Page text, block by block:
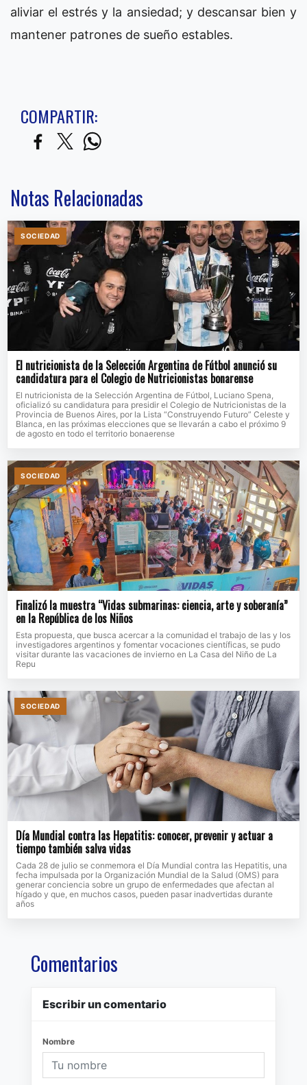
aliviar el estrés y la ansiedad; y descansar bien y
mantener patrones de sueño estables.
COMPARTIR:
Notas Relacionadas
SOCIEDAD
El nutricionista de la Selección Argentina de Fútbol anunció su
candidatura para el Colegio de Nutricionistas bonarense
El nutricionista de la Selección Argentina de Fútbol, Luciano Spena,
oficializó su candidatura para presidir el Colegio de Nutricionistas de la
Provincia de Buenos Aires, por la Lista “Construyendo Futuro” Celeste y
Blanca, en las próximas elecciones que se llevarán a cabo el próximo 9
de agosto en todo el territorio bonaerense
SOCIEDAD
Finalizó la muestra “Vidas submarinas: ciencia, arte y soberanía”
en la República de los Niños
Esta propuesta, que busca acercar a la comunidad el trabajo de las y los
investigadores argentinos y fomentar vocaciones científicas, se pudo
visitar durante las vacaciones de invierno en La Casa del Niño de La
Repu
SOCIEDAD
Día Mundial contra las Hepatitis: conocer, prevenir y actuar a
tiempo también salva vidas
Cada 28 de julio se conmemora el Día Mundial contra las Hepatitis, una
fecha impulsada por la Organización Mundial de la Salud (OMS) para
generar conciencia sobre un grupo de enfermedades que afectan al
hígado y que, en muchos casos, pueden pasar inadvertidas durante
años
Comentarios
Escribir un comentario
Nombre